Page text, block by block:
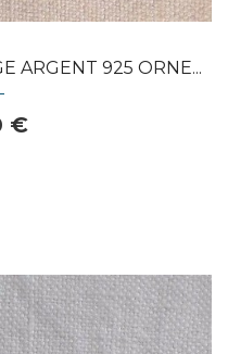
ARGENT 925 ORNE...
€